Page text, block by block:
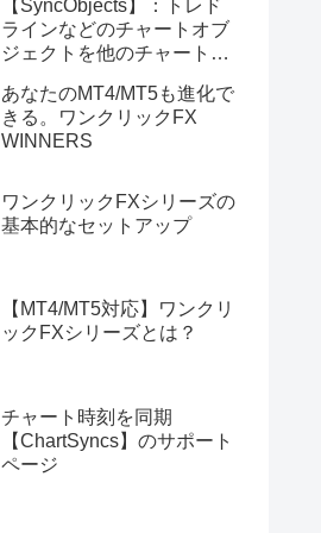
【SyncObjects】：トレド
ラインなどのチャートオブ
ジェクトを他のチャートに
あなたのMT4/MT5も進化で
きる。ワンクリックFX
WINNERS
ワンクリックFXシリーズの
基本的なセットアップ
【MT4/MT5対応】ワンクリ
ックFXシリーズとは？
チャート時刻を同期
【ChartSyncs】のサポート
ページ